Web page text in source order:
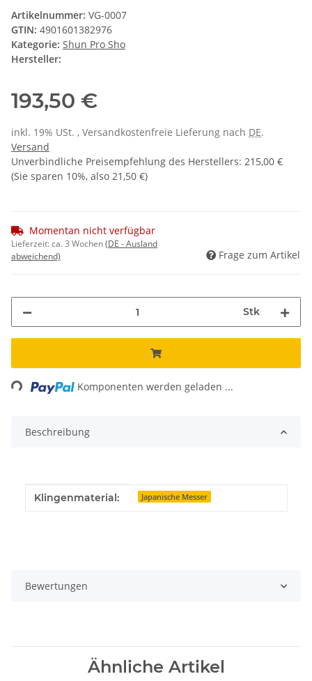
Artikelnummer: VG-0007
GTIN: 4901601382976
Kategorie: Shun Pro Sho
Hersteller:
193,50 €
inkl. 19% USt. , Versandkostenfreie Lieferung nach DE.
Versand
Unverbindliche Preisempfehlung des Herstellers: 215,00 €
(Sie sparen 10%, also 21,50 €)
Momentan nicht verfügbar
Lieferzeit:ca. 3 Wochen(DE - Ausland
abweichend)
Frage zum Artikel
Stk
Komponenten werden geladen ...
Beschreibung
Produkteigenschaft
Wert
Klingenmaterial: Japanische Messer
Bewertungen
Ähnliche Artikel